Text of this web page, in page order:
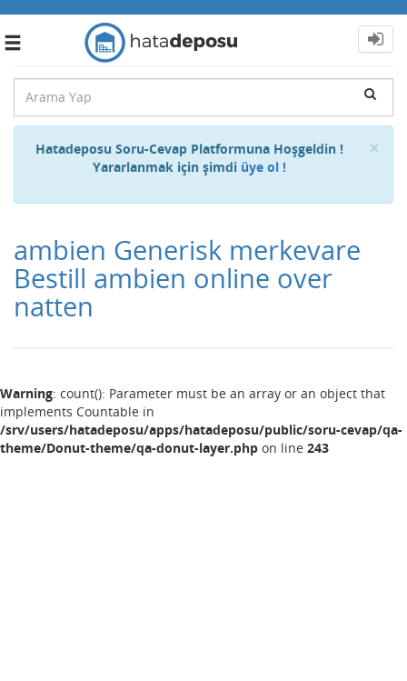
Toggle
×
Hatadeposu Soru-Cevap Platformuna Hoşgeldin !
Yararlanmak için şimdi üye ol !
ambien Generisk merkevare
Bestill ambien online over
natten
Warning: count(): Parameter must be an array or an object that
implements Countable in
/srv/users/hatadeposu/apps/hatadeposu/public/soru-cevap/qa-
theme/Donut-theme/qa-donut-layer.php on line 243